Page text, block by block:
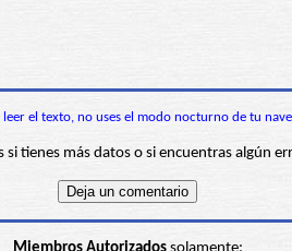
leer el texto, no uses el modo nocturno de tu
si tienes más datos o si encuentras algún